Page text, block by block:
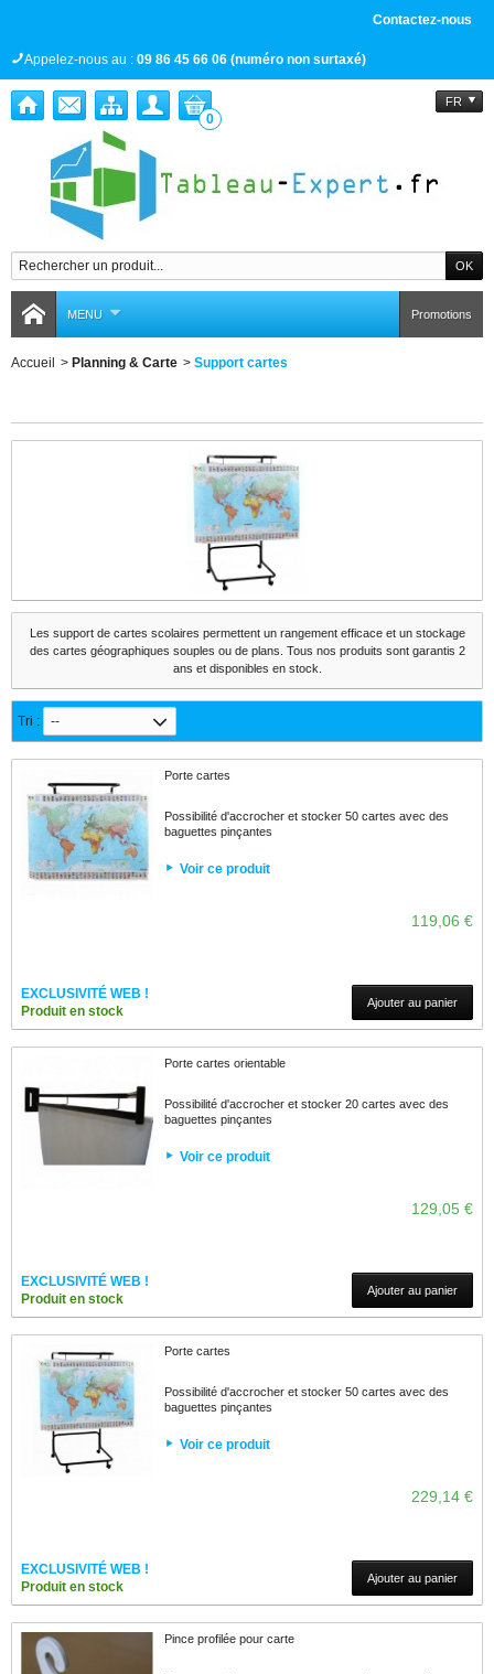
Contactez-nous
Appelez-nous au : 09 86 45 66 06 (numéro non surtaxé)
FR
0
MENU Promotions
Accueil > Planning & Carte > Support cartes
Les support de cartes scolaires permettent un rangement efficace et un stockage
des cartes géographiques souples ou de plans. Tous nos produits sont garantis 2
ans et disponibles en stock.
Tri : --
Porte cartes
Possibilité d'accrocher et stocker 50 cartes avec des
baguettes pinçantes
Voir ce produit
119,06 €
EXCLUSIVITÉ WEB !
Produit en stock
Ajouter au panier
Porte cartes orientable
Possibilité d'accrocher et stocker 20 cartes avec des
baguettes pinçantes
Voir ce produit
129,05 €
EXCLUSIVITÉ WEB !
Produit en stock
Ajouter au panier
Porte cartes
Possibilité d'accrocher et stocker 50 cartes avec des
baguettes pinçantes
Voir ce produit
229,14 €
EXCLUSIVITÉ WEB !
Produit en stock
Ajouter au panier
Pince profilée pour carte